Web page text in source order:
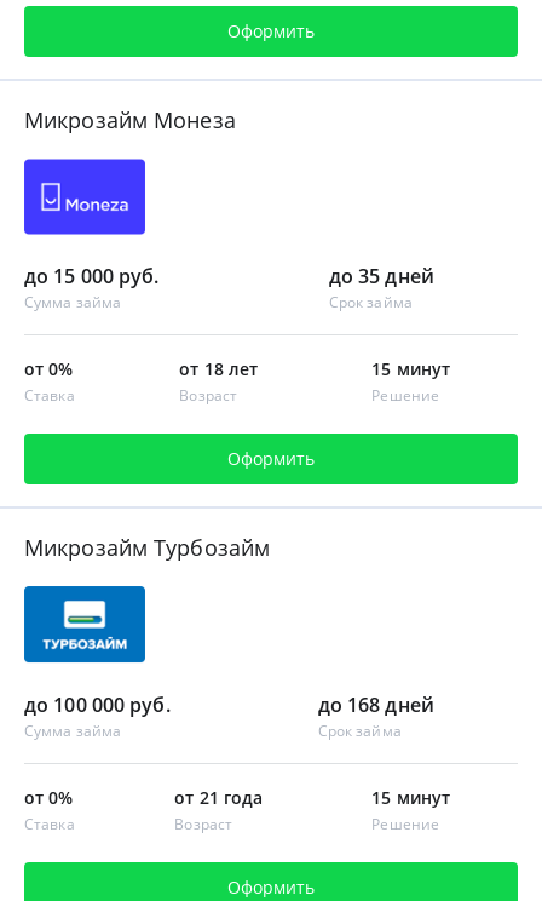
Оформить
Микрозайм Монеза
до 15 000 руб.
Сумма займа
до 35 дней
Срок займа
от 0%
Ставка
от 18 лет
Возраст
15 минут
Решение
Оформить
Микрозайм Турбозайм
до 100 000 руб.
Сумма займа
до 168 дней
Срок займа
от 0%
Ставка
от 21 года
Возраст
15 минут
Решение
Оформить